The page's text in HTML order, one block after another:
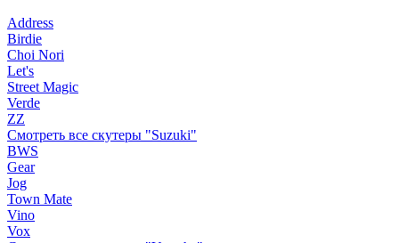
Address
Birdie
Choi Nori
Let's
Street Magic
Verde
ZZ
Смотреть все скутеры "Suzuki"
BWS
Gear
Jog
Town Mate
Vino
Vox